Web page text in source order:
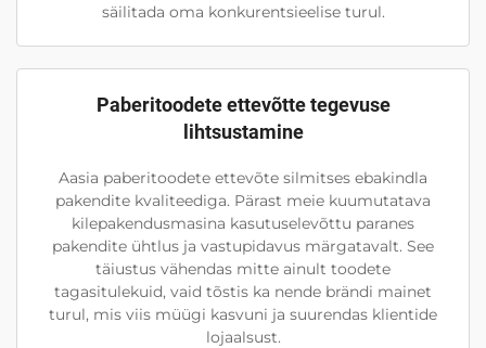
säilitada oma konkurentsieelise turul.
Paberitoodete ettevõtte tegevuse
lihtsustamine
Aasia paberitoodete ettevõte silmitses ebakindla
pakendite kvaliteediga. Pärast meie kuumutatava
kilepakendusmasina kasutuselevõttu paranes
pakendite ühtlus ja vastupidavus märgatavalt. See
täiustus vähendas mitte ainult toodete
tagasitulekuid, vaid tõstis ka nende brändi mainet
turul, mis viis müügi kasvuni ja suurendas klientide
lojaalsust.